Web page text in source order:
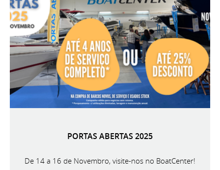
PORTAS ABERTAS 2025
De 14 a 16 de Novembro, visite-nos no BoatCenter!